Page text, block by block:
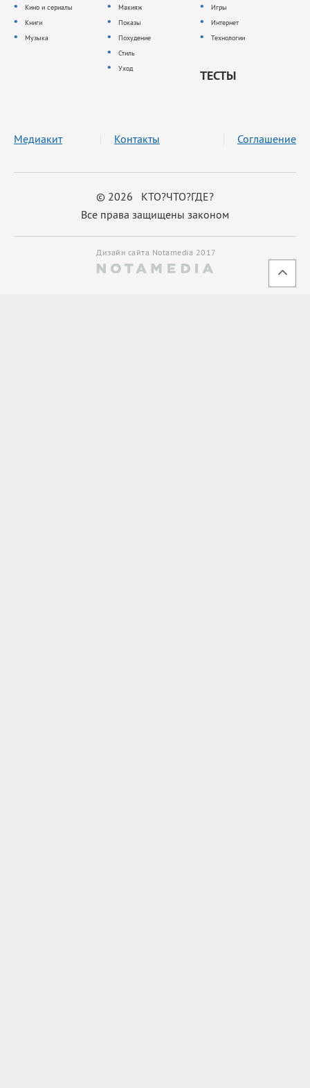
Кино и сериалы
Книги
Музыка
Макияж
Показы
Похудение
Стиль
Уход
Игры
Интернет
Технологии
ТЕСТЫ
© 2026 КТО?ЧТО?ГДЕ?
Все права защищены законом
Медиакит Контакты Соглашение
Дизайн сайта Notamedia 2017